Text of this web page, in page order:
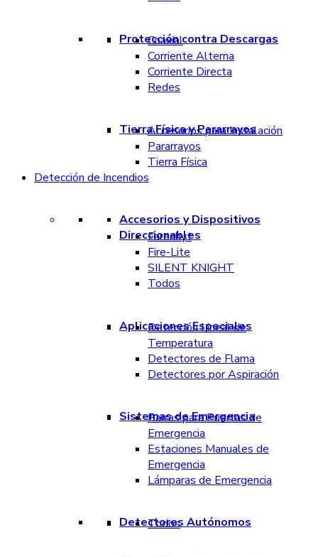
Protección contra Descargas
Coaxial
Corriente Alterna
Corriente Directa
Redes
Tierra Física y Pararrayos
Accesorios para Instalación
Pararrayos
Tierra Física
Detección de Incendios
Accesorios y Dispositivos
Direccionables
Farenhyt
Fire-Lite
SILENT KNIGHT
Todos
Aplicaciones Especiales
Detección Lineal de
Temperatura
Detectores de Flama
Detectores por Aspiración
Sistemas de Emergencia
Barras para Puertas de
Emergencia
Estaciones Manuales de
Emergencia
Lámparas de Emergencia
Detectores Autónomos
Todos